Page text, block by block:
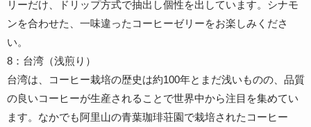
リーだけ、ドリップ方式で抽出し個性を出しています。シナモ
ンを合わせた、一味違ったコーヒーゼリーをお楽しみくださ
い。
8：台湾（浅煎り）
台湾は、コーヒー栽培の歴史は約100年とまだ浅いものの、品質
の良いコーヒーが生産されることで世界中から注目を集めてい
ます。なかでも阿里山の青葉珈琲荘園で栽培されたコーヒー